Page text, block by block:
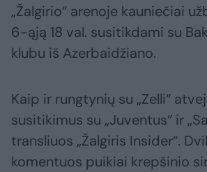
„Žalgirio“ arenoje kauniečiai
6-ąją 18 val. susitikdami su
klubu iš Azerbaidžiano.
Kaip ir rungtynių su „Zelli“
susitikimus su „Juventus“ ir
transliuos „Žalgiris Insider“.
komentuos puikiai krepšinio